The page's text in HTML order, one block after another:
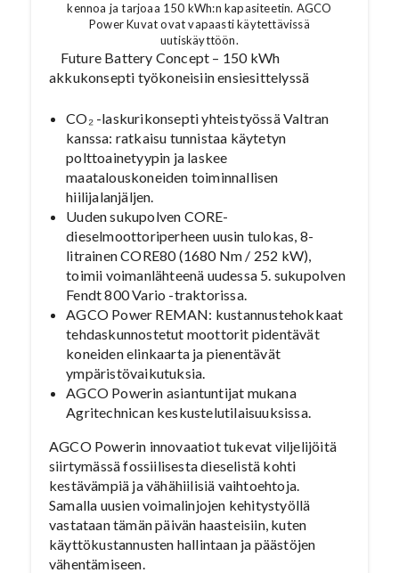
kennoa ja tarjoaa 150 kWh:n kapasiteetin. AGCO
Power Kuvat ovat vapaasti käytettävissä
uutiskäyttöön.
Future Battery Concept – 150 kWh
akkukonsepti työkoneisiin ensiesittelyssä
CO₂ -laskurikonsepti yhteistyössä Valtran
kanssa: ratkaisu tunnistaa käytetyn
polttoainetyypin ja laskee
maatalouskoneiden toiminnallisen
hiilijalanjäljen.
Uuden sukupolven CORE-
dieselmoottoriperheen uusin tulokas, 8-
litrainen CORE80 (1680 Nm / 252 kW),
toimii voimanlähteenä uudessa 5. sukupolven
Fendt 800 Vario -traktorissa.
AGCO Power REMAN: kustannustehokkaat
tehdaskunnostetut moottorit pidentävät
koneiden elinkaarta ja pienentävät
ympäristövaikutuksia.
AGCO Powerin asiantuntijat mukana
Agritechnican keskustelutilaisuuksissa.
AGCO Powerin innovaatiot tukevat viljelijöitä
siirtymässä fossiilisesta dieselistä kohti
kestävämpiä ja vähähiilisiä vaihtoehtoja.
Samalla uusien voimalinjojen kehitystyöllä
vastataan tämän päivän haasteisiin, kuten
käyttökustannusten hallintaan ja päästöjen
vähentämiseen.